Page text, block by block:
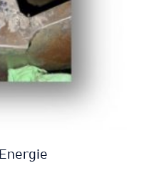
Energie